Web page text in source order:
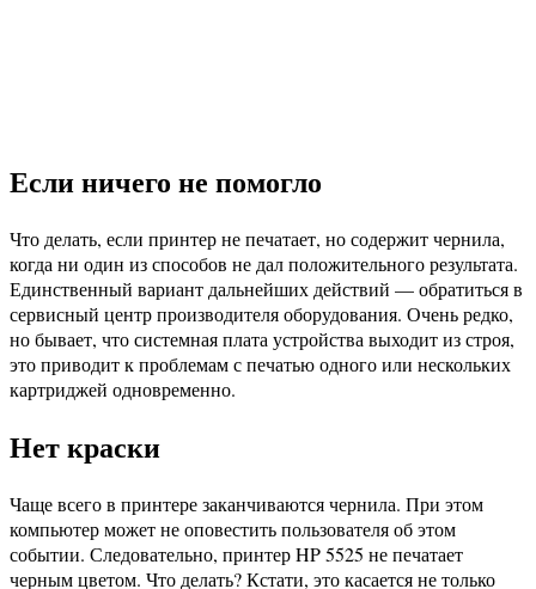
Если ничего не помогло
Что делать, если принтер не печатает, но содержит чернила,
когда ни один из способов не дал положительного результата.
Единственный вариант дальнейших действий — обратиться в
сервисный центр производителя оборудования. Очень редко,
но бывает, что системная плата устройства выходит из строя,
это приводит к проблемам с печатью одного или нескольких
картриджей одновременно.
Нет краски
Чаще всего в принтере заканчиваются чернила. При этом
компьютер может не оповестить пользователя об этом
событии. Следовательно, принтер HP 5525 не печатает
черным цветом. Что делать? Кстати, это касается не только